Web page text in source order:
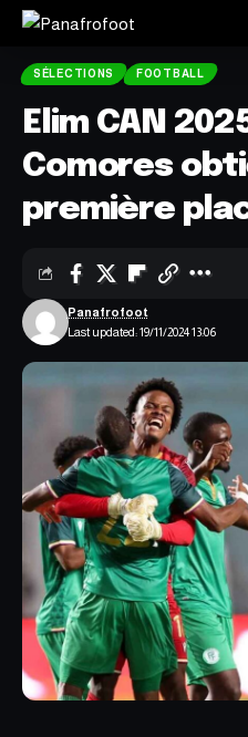
SÉLECTIONS FOOTBALL
Elim CAN
Comores
première
Last updated: 19/11/2024 13:06
Panafrofoot